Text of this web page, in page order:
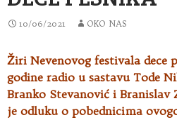
10/06/2021 OKO NAS
Žiri Nevenovog festivala dece
godine radio u sastavu Tode
Branko Stevanović i Branislav
je odluku o pobednicima